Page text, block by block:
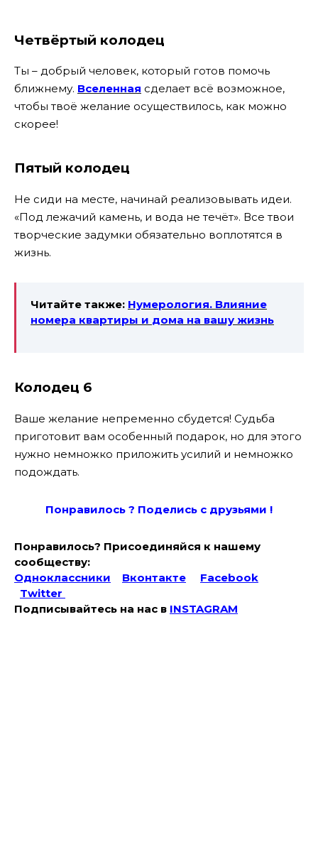
Четвёртый колодец
Ты – добрый человек, который готов помочь
ближнему. Вселенная сделает всё возможное,
чтобы твоё желание осуществилось, как можно
скорее!
Пятый колодец
Не сиди на месте, начинай реализовывать идеи.
«Под лежачий камень, и вода не течёт». Все твои
творческие задумки обязательно воплотятся в
жизнь.
Читайте также: Нумерология. Влияние
номера квартиры и дома на вашу жизнь
Колодец 6
Ваше желание непременно сбудется! Судьба
приготовит вам особенный подарок, но для этого
нужно немножко приложить усилий и немножко
подождать.
Понравилось ? Поделись с друзьями !
Понравилось? Присоединяйся к нашему
сообществу:
Одноклассники
Вконтакте
Facebook
Twitter
Подписывайтесь на наc в INSTAGRAM